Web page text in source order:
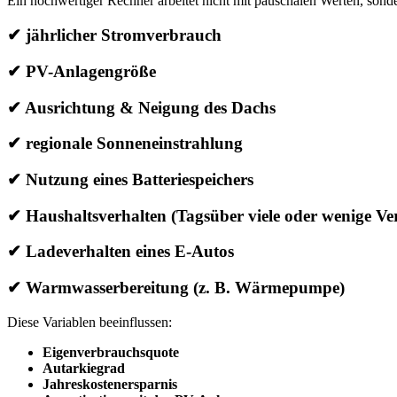
✔ jährlicher Stromverbrauch
✔ PV-Anlagengröße
✔ Ausrichtung & Neigung des Dachs
✔ regionale Sonneneinstrahlung
✔ Nutzung eines Batteriespeichers
✔ Haushaltsverhalten (Tagsüber viele oder wenige
✔ Ladeverhalten eines E-Autos
✔ Warmwasserbereitung (z. B. Wärmepumpe)
Diese Variablen beeinflussen:
Eigenverbrauchsquote
Autarkiegrad
Jahreskostenersparnis